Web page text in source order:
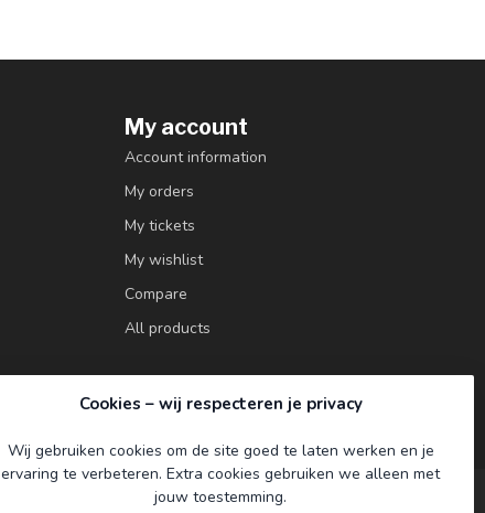
My account
Account information
My orders
My tickets
My wishlist
Compare
All products
Cookies – wij respecteren je privacy
Wij gebruiken cookies om de site goed te laten werken en je
ervaring te verbeteren. Extra cookies gebruiken we alleen met
jouw toestemming.